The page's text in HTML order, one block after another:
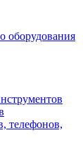
оборудования
телефонов,